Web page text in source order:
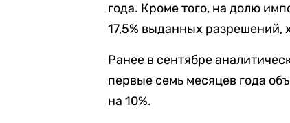
года. Кроме того, на долю
17,5% выданных разрешений,
Ранее в сентябре
первые семь месяцев года
на 10%.